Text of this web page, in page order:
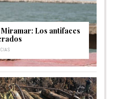
Los antifaces